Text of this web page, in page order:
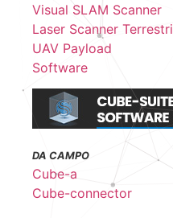
Visual SLAM Scanner
Laser Scanner Terrestri
UAV Payload
Software
DA CAMPO
Cube-a
Cube-connector